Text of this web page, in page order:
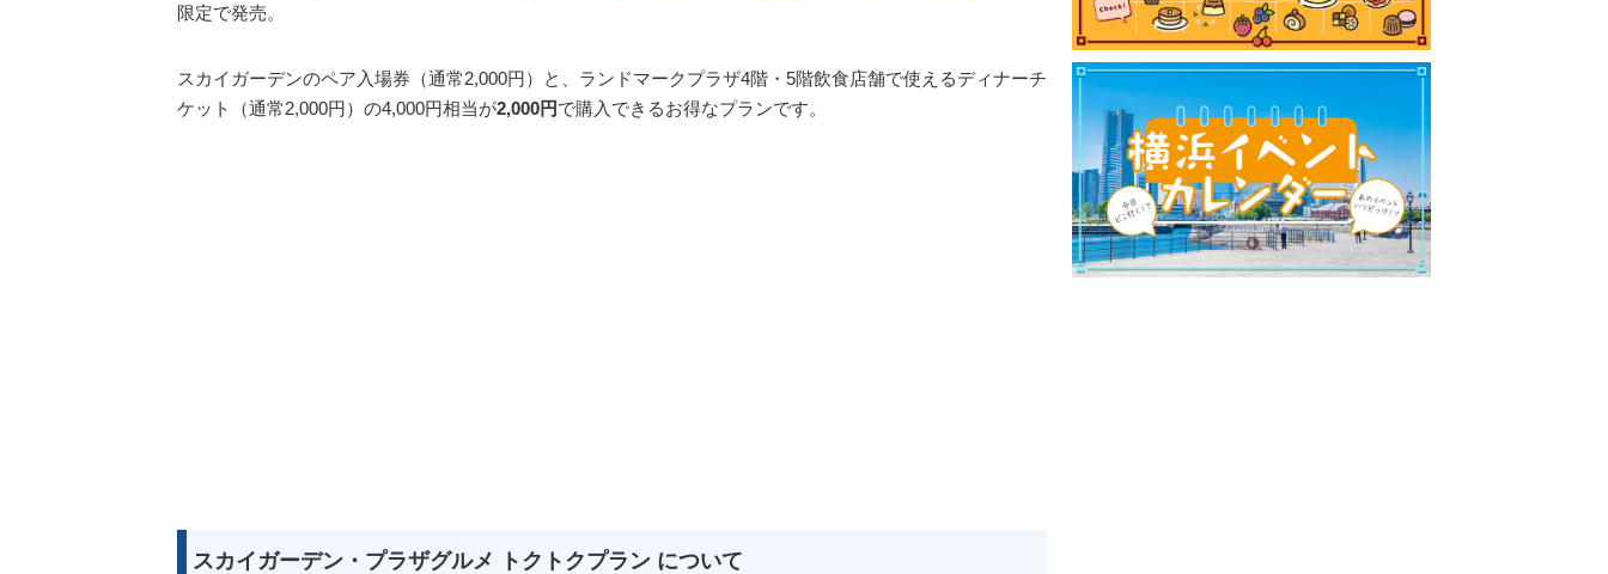
限定で発売。
スカイガーデンのペア入場券（通常2,000円）と、ランドマークプラザ4階・5階飲食店舗で使えるディナーチ
ケット（通常2,000円）の4,000円相当が2,000円で購入できるお得なプランです。
スカイガーデン・プラザグルメ トクトクプラン について